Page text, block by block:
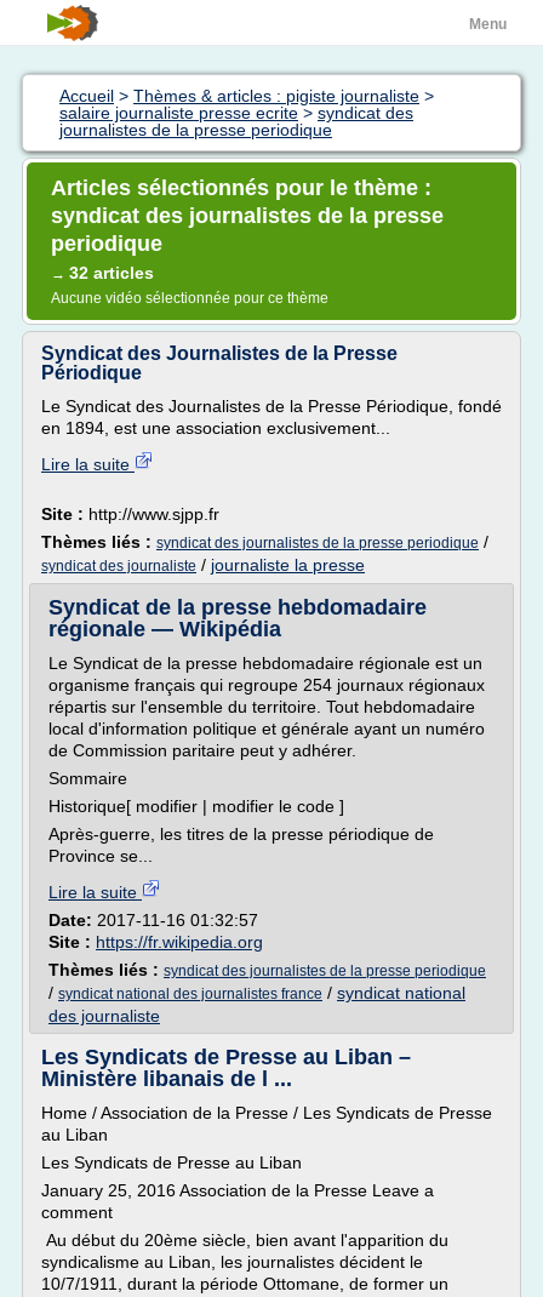
Menu
Accueil > Thèmes & articles : pigiste journaliste >
salaire journaliste presse ecrite > syndicat des
journalistes de la presse periodique
Articles sélectionnés pour le thème :
syndicat des journalistes de la presse
periodique
→ 32 articles
Aucune vidéo sélectionnée pour ce thème
Syndicat des Journalistes de la Presse
Périodique
Le Syndicat des Journalistes de la Presse Périodique, fondé
en 1894, est une association exclusivement...
Lire la suite
Site : http://www.sjpp.fr
Thèmes liés : syndicat des journalistes de la presse periodique /
syndicat des journaliste / journaliste la presse
Syndicat de la presse hebdomadaire
régionale — Wikipédia
Le Syndicat de la presse hebdomadaire régionale est un
organisme français qui regroupe 254 journaux régionaux
répartis sur l'ensemble du territoire. Tout hebdomadaire
local d'information politique et générale ayant un numéro
de Commission paritaire peut y adhérer.
Sommaire
Historique[ modifier | modifier le code ]
Après-guerre, les titres de la presse périodique de
Province se...
Lire la suite
Date: 2017-11-16 01:32:57
Site : https://fr.wikipedia.org
Thèmes liés : syndicat des journalistes de la presse periodique
/ syndicat national des journalistes france / syndicat national
des journaliste
Les Syndicats de Presse au Liban –
Ministère libanais de l ...
Home / Association de la Presse / Les Syndicats de Presse
au Liban
Les Syndicats de Presse au Liban
January 25, 2016 Association de la Presse Leave a
comment
Au début du 20ème siècle, bien avant l'apparition du
syndicalisme au Liban, les journalistes décident le
10/7/1911, durant la période Ottomane, de former un